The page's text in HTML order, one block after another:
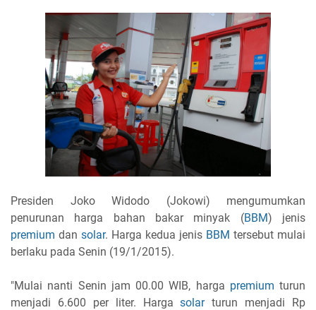
Presiden Joko Widodo (Jokowi) mengumumkan
penurunan harga bahan bakar minyak (BBM) jenis
premium dan solar. Harga kedua jenis BBM tersebut mulai
berlaku pada Senin (19/1/2015).
"Mulai nanti Senin jam 00.00 WIB, harga premium turun
menjadi 6.600 per liter. Hargasolarturun menjadi Rp